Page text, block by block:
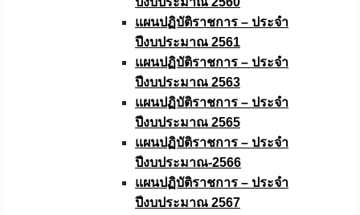
แผนปฏิบัติราชการ – ประจำ
ปีงบประมาณ 2561
แผนปฏิบัติราชการ – ประจำ
ปีงบประมาณ 2563
แผนปฏิบัติราชการ – ประจำ
ปีงบประมาณ 2565
แผนปฏิบัติราชการ – ประจำ
ปีงบประมาณ-2566
แผนปฏิบัติราชการ – ประจำ
ปีงบประมาณ 2567